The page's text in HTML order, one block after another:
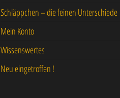
Schläppchen – die feinen Unterschiede
Mein Konto
Wissenswertes
Neu eingetroffen !